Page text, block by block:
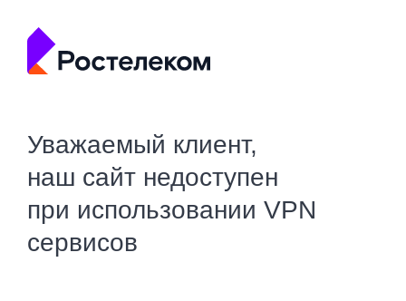
Уважаемый клиент,
наш сайт недоступен
при использовании VPN
сервисов